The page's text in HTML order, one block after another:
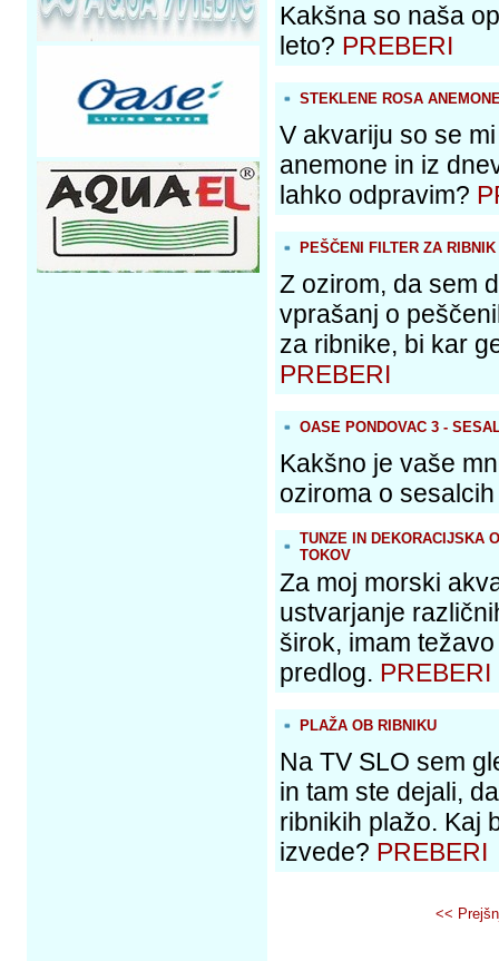
Kakšna so naša
leto? PREBERI
STEKLENE ROSA
V akvariju so se
anemone in iz
lahko odpravim?
PEŠČENI FILTER ZA RIBNIK
Z ozirom, da sem
vprašanj o
za ribnike, bi kar
PREBERI
OASE PONDOVAC 3 -
Kakšno je vaše
oziroma o
TUNZE IN DEKORACIJSKA
TOKOV
Za moj morski
ustvarjanje
širok, imam
predlog. PREBERI
PLAŽA OB RIBNIKU
Na TV SLO sem
in tam ste dejali,
ribnikih plažo. Kaj
izvede? PREBERI
<<